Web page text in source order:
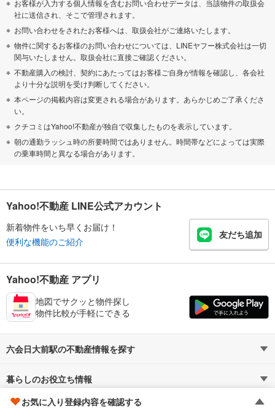
お客様が入力する個人情報を含むお問い合わせデータは、当該物件の取扱会
社に送信され、そこで管理されます。
お問い合わせをされたお客様へは、取扱会社がご連絡いたします。
物件に関するお客様のお問い合わせについては、LINEヤフー株式会社は一切
関与いたしません。取扱会社に直接ご確認ください。
不動産購入の検討、契約にあたってはお客様ご自身が情報を確認し、各会社
より十分な説明を受け判断してください。
本ページの掲載内容は変更される場合があります。あらかじめご了承くださ
い。
クチコミはYahoo!不動産が独自で収集したものを表示しています。
朝の通勤ラッシュ時の所要時間ではありません。時間帯などによっては実際
の乗車時間と異なる場合があります。
お気に入り登録内容を確認する
Yahoo!不動産 LINE公式アカウント
新着物件をいち早くお届け！
便利な機能のご紹介
友だち追加
Yahoo!不動産 アプリ
地図でサクッと物件探し
物件比較が手軽にできる
六会日大前駅の不動産情報を探す
不動産・住宅
新築マンション
暮らしのお役立ち情報
マンションカタログ